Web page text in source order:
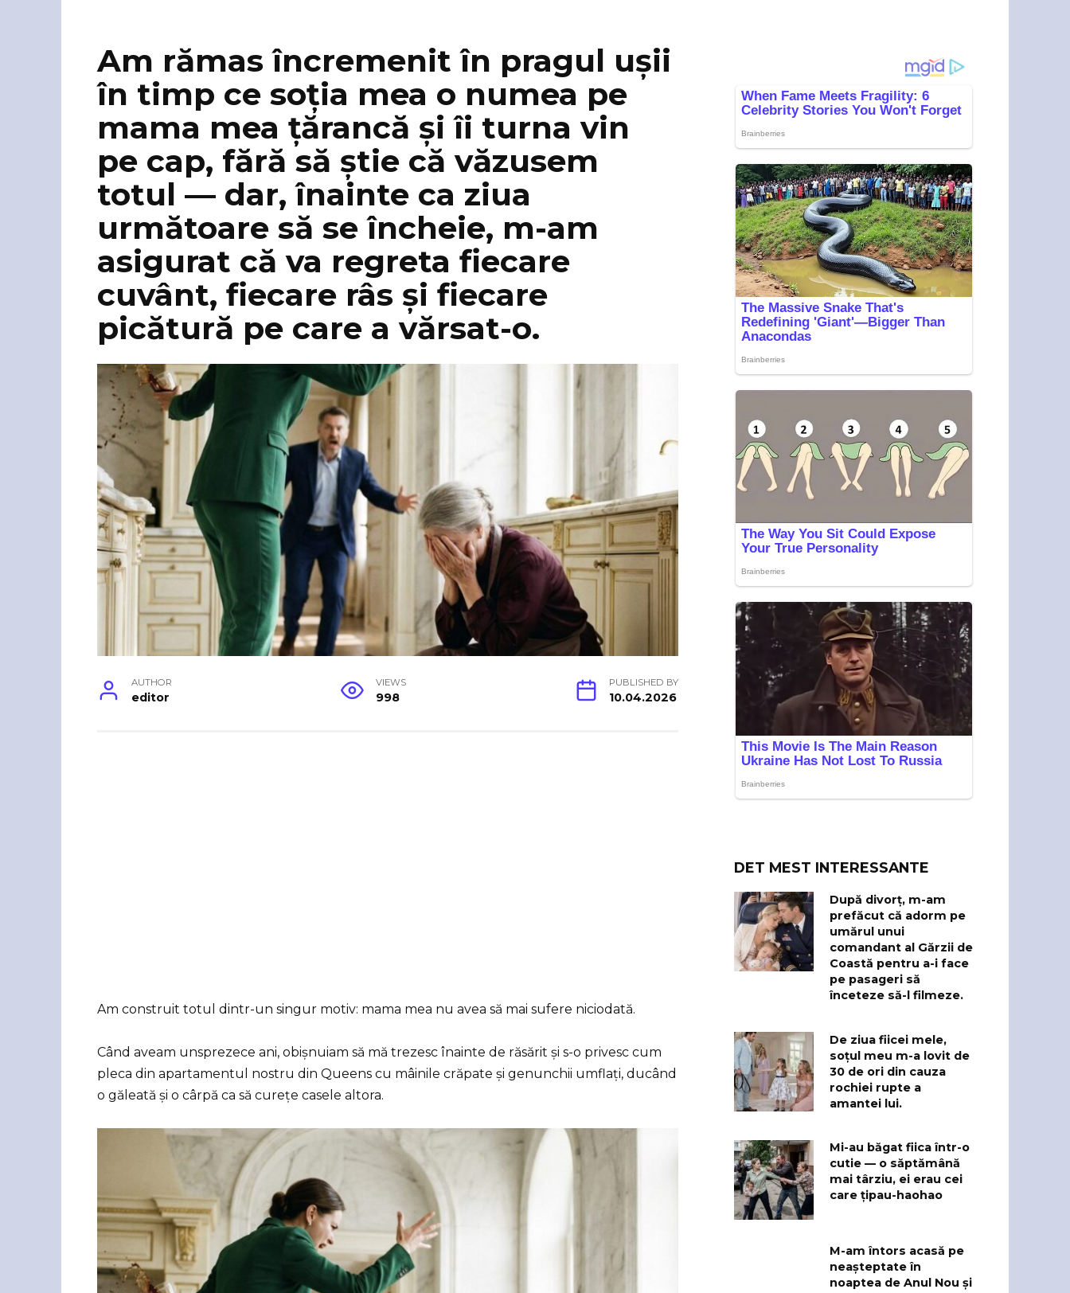
Am rămas încremenit în pragul ușii
în timp ce soția mea o numea pe
mama mea țărancă și îi turna vin
pe cap, fără să știe că văzusem
totul — dar, înainte ca ziua
următoare să se încheie, m-am
asigurat că va regreta fiecare
cuvânt, fiecare râs și fiecare
picătură pe care a vărsat-o.
AUTHOR
editor
VIEWS
998
PUBLISHED BY
10.04.2026
Am construit totul dintr-un singur motiv: mama mea nu avea să mai sufere niciodată.
Când aveam unsprezece ani, obișnuiam să mă trezesc înainte de răsărit și s-o privesc cum
pleca din apartamentul nostru din Queens cu mâinile crăpate și genunchii umflați, ducând
o găleată și o cârpă ca să curețe casele altora.
DET MEST INTERESSANTE
După divorț, m-am
prefăcut că adorm pe
umărul unui
comandant al Gărzii de
Coastă pentru a-i face
pe pasageri să
înceteze să-l filmeze.
De ziua fiicei mele,
soțul meu m-a lovit de
30 de ori din cauza
rochiei rupte a
amantei lui.
Mi-au băgat fiica într-o
cutie — o săptămână
mai târziu, ei erau cei
care țipau-haohao
M-am întors acasă pe
neașteptate în
noaptea de Anul Nou și